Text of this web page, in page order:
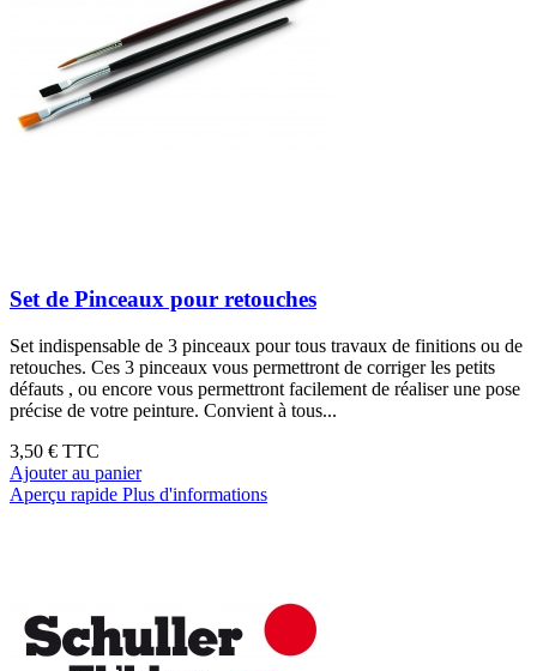
Set de Pinceaux pour retouches
Set indispensable de 3 pinceaux pour tous travaux de finitions ou de
retouches. Ces 3 pinceaux vous permettront de corriger les petits
défauts , ou encore vous permettront facilement de réaliser une pose
précise de votre peinture. Convient à tous...
3,50 € TTC
Ajouter au panier
Aperçu rapide Plus d'informations